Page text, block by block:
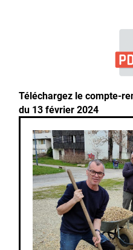
Téléchargez le compte-
du 13 février 2024